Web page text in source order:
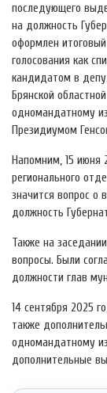
последующего
на должность
оформлен
голосования как
кандидатом в
Брянской
одномандатному
Президиумом
Напомним, 15 июня
регионального
значится вопрос о
должность
Также на
вопросы. Были
должности глав
14 сентября 2025
также
одномандатному
дополнительные